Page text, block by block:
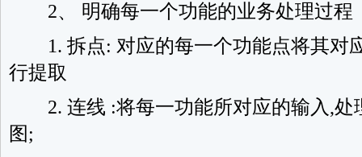
2、 明确每一个功能的业务处理过程
1. 拆点: 对应的每一个功能点将其对
行提取
2. 连线 :将每一功能所对应的输入,处
图;